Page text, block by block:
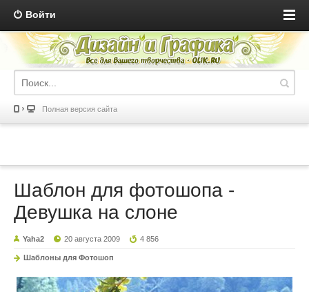
Войти
Полная версия сайта
Шаблон для фотошопа -
Девушка на слоне
Yaha2 20 августа 2009 4 856
Шаблоны для Фотошоп